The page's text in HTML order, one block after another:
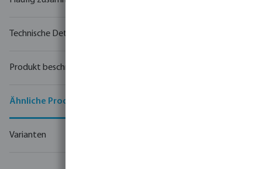
Technische Details
Produkt beschreibung
Ähnliche Produkte
Varianten